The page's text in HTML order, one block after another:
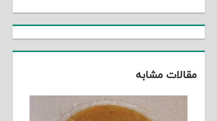
مقالات مشابه